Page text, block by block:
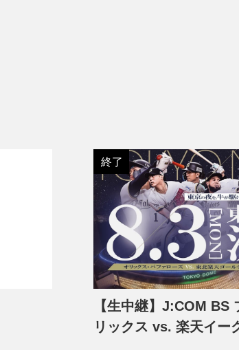
終了
【生中継】J:COM BS
リックス vs. 楽天イー